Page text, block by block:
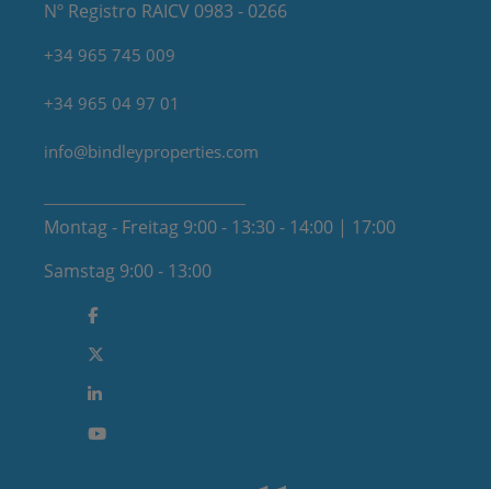
Nº Registro RAICV 0983 - 0266
+34 965 745 009
+34 965 04 97 01
info@bindleyproperties.com
Montag - Freitag 9:00 - 13:30 - 14:00 | 17:00
Samstag 9:00 - 13:00